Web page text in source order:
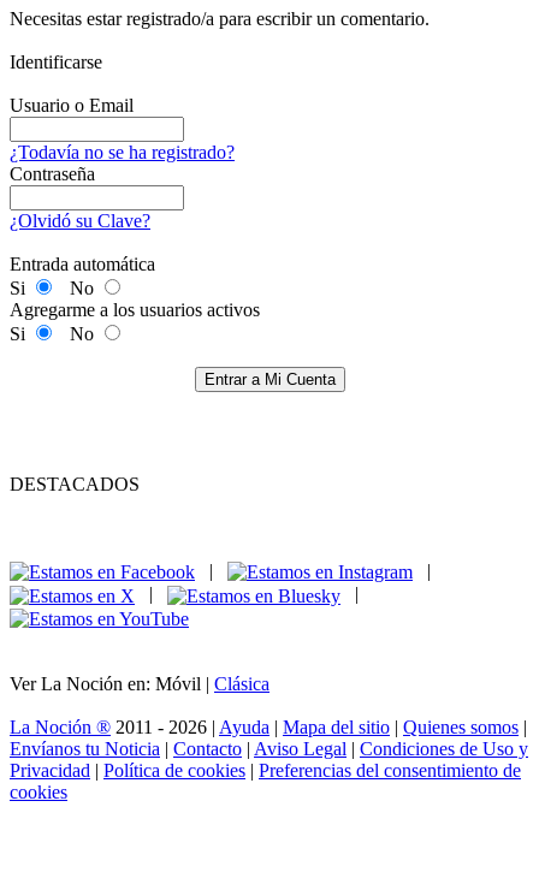
Necesitas estar registrado/a para escribir un comentario.
Identificarse
Usuario o Email
¿Todavía no se ha registrado?
Contraseña
¿Olvidó su Clave?
Entrada automática
Si
No
Agregarme a los usuarios activos
Si
No
Entrar a Mi Cuenta
DESTACADOS
|
|
|
|
Ver La Noción en: Móvil | Clásica
La Noción ® 2011 - 2026 | Ayuda | Mapa del sitio | Quienes somos |
Envíanos tu Noticia | Contacto | Aviso Legal | Condiciones de Uso y
Privacidad | Política de cookies | Preferencias del consentimiento de
cookies